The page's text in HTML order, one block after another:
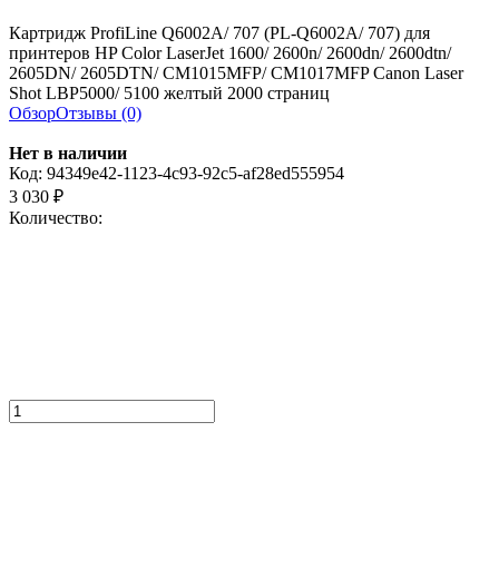
Картридж ProfiLine Q6002A/ 707 (PL-Q6002A/ 707) для
принтеров HP Color LaserJet 1600/ 2600n/ 2600dn/ 2600dtn/
2605DN/ 2605DTN/ CM1015MFP/ CM1017MFP Canon Laser
Shot LBP5000/ 5100 желтый 2000 страниц
ОбзорОтзывы (0)
Нет в наличии
Код: 94349e42-1123-4c93-92c5-af28ed555954
3 030 ₽
Количество: